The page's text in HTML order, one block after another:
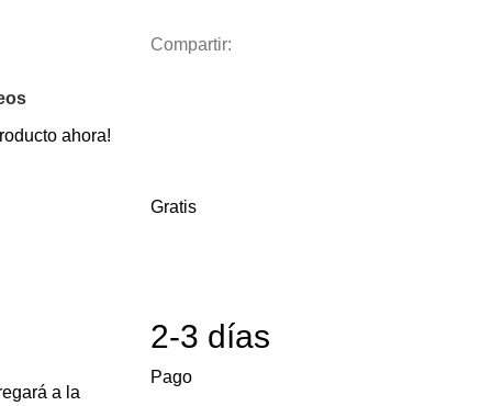
Compartir:
ahora!
Gratis
a la
2-3 días
Pago